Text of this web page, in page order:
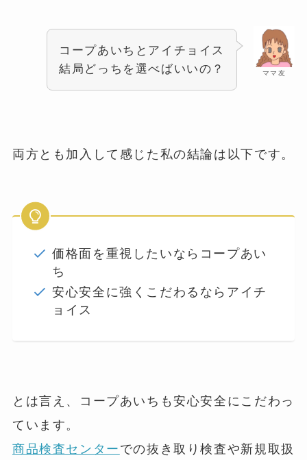
ママ友
コープあいちとアイチョイス
結局どっちを選べばいいの？
両方とも加入して感じた私の結論は以下です。
価格面を重視したいならコープあい
ち
安心安全に強くこだわるならアイチ
ョイス
とは言え、コープあいちも安心安全にこだわっ
ています。
商品検査センター での抜き取り検査や新規取扱